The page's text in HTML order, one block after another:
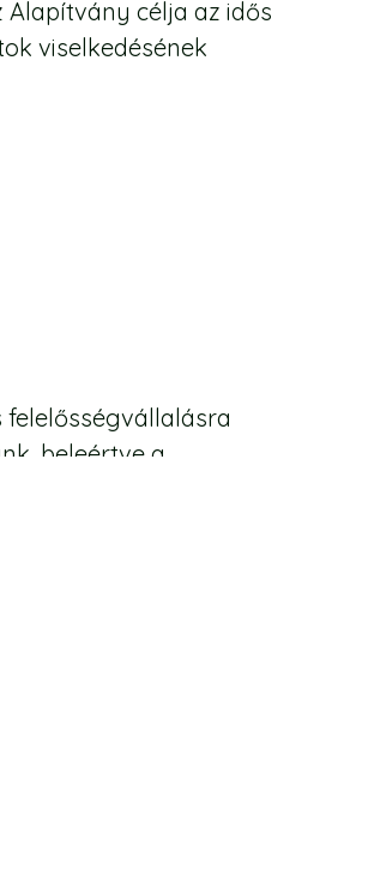
célja az idős
viselkedésének
beleértve a